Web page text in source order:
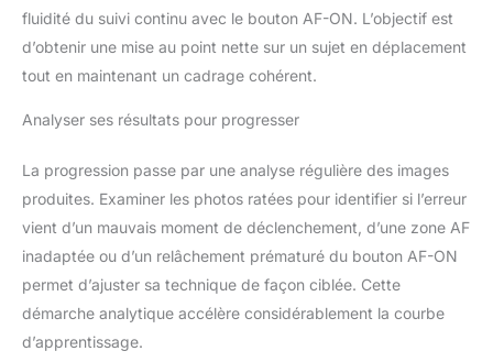
fluidité du suivi continu avec le bouton AF-ON. L’objectif est
d’obtenir une mise au point nette sur un sujet en déplacement
tout en maintenant un cadrage cohérent.
Analyser ses résultats pour progresser
La progression passe par une analyse régulière des images
produites. Examiner les photos ratées pour identifier si l’erreur
vient d’un mauvais moment de déclenchement, d’une zone AF
inadaptée ou d’un relâchement prématuré du bouton AF-ON
permet d’ajuster sa technique de façon ciblée. Cette
démarche analytique accélère considérablement la courbe
d’apprentissage.